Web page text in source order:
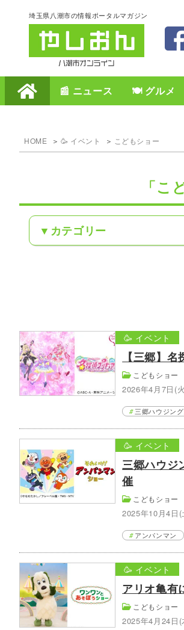
埼玉県八潮市の情報ポータルマガジン
📰 ニュース 🍽️ グルメ
HOME 🥳 イベント こどもショー
「こ
カテゴリー
【三郷】
こどもショー
2026年4月7日(
🥳 イベント
三郷ハウジン
三郷ハウジ
催
こどもショー
2025年10月4日(
🥳 イベント
アンパンマン
アリオ亀有
こどもショー
2025年4月24日(
🥳 イベント